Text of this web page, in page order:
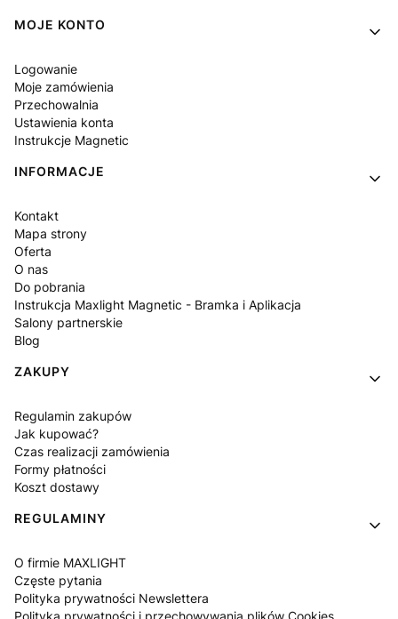
Linki w stopce
MOJE KONTO
Logowanie
Moje zamówienia
Przechowalnia
Ustawienia konta
Instrukcje Magnetic
INFORMACJE
Kontakt
Mapa strony
Oferta
O nas
Do pobrania
Instrukcja Maxlight Magnetic - Bramka i Aplikacja
Salony partnerskie
Blog
ZAKUPY
Regulamin zakupów
Jak kupować?
Czas realizacji zamówienia
Formy płatności
Koszt dostawy
REGULAMINY
O firmie MAXLIGHT
Częste pytania
Polityka prywatności Newslettera